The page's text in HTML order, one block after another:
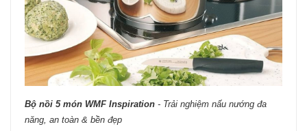
Bộ nồi 5 món WMF Inspiration - Trải nghiệm nấu nướng đa
năng, an toàn & bền đẹp